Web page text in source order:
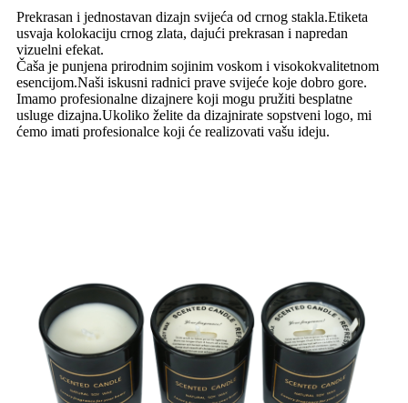
Prekrasan i jednostavan dizajn svijeća od crnog stakla.Etiketa
usvaja kolokaciju crnog zlata, dajući prekrasan i napredan
vizuelni efekat.
Čaša je punjena prirodnim sojinim voskom i visokokvalitetnom
esencijom.Naši iskusni radnici prave svijeće koje dobro gore.
Imamo profesionalne dizajnere koji mogu pružiti besplatne
usluge dizajna.Ukoliko želite da dizajnirate sopstveni logo, mi
ćemo imati profesionalce koji će realizovati vašu ideju.